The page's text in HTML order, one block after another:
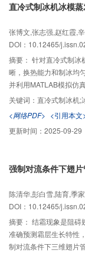
直冷式制冰机冰模
张博文,张志强,赵红霞,
DOI：10.12465/
摘要： 针对直冷式制冰
晰，换热能力和制冰均
并利用MATLAB模拟仿
随流动过程和制冰时间
30%，且制冷剂流量
段可以显著增强换热，
的93.4%和91.7%，换
测流量变化情况、模
关键词： 直冷式制冰机;
<网络PDF> <引用本文
更新时间： 2025-09-29
强制对流条件下翅
陈清华,彭白雪,陆育,季
DOI：10.12465/
摘要： 结霜现象是阻碍
准确预测霜层生长特性
制对流条件下三维翅片